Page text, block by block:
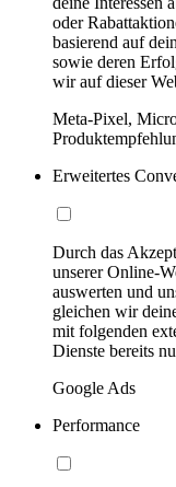
oder
basierend auf
sowie deren
wir auf dieser
Meta-Pixel,
Erweitertes
Durch das
unserer Online-
auswerten und
gleichen wir
mit folgenden
Dienste bereits
Google Ads
Performance